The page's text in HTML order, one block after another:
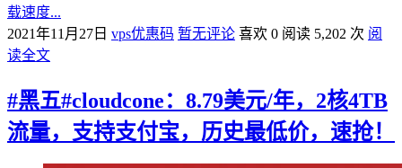
载速度...
2021年11月27日 vps优惠码 暂无评论 喜欢 0 阅读 5,202 次 阅
读全文
#黑五#cloudcone：8.79美元/年，2核4TB
流量，支持支付宝，历史最低价，速抢！